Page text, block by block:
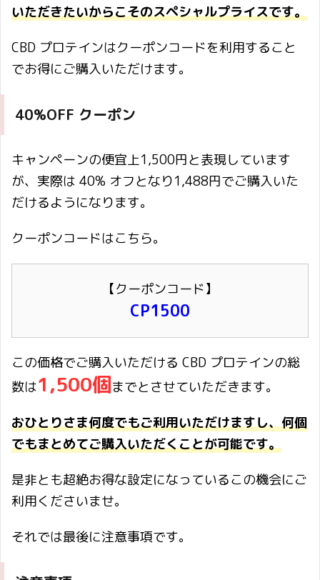
いただきたいからこそのスペシャルプライスです。
CBD プロテインはクーポンコードを利用すること
でお得にご購入いただけます。
40%OFF クーポン
キャンペーンの便宜上1,500円と表現しています
が、実際は 40% オフとなり1,488円でご購入いた
だけるようになります。
クーポンコードはこちら。
【クーポンコード】
CP1500
この価格でご購入いただける CBD プロテインの総
数は1,500個までとさせていただきます。
おひとりさま何度でもご利用いただけますし、何個
でもまとめてご購入いただくことが可能です。
是非とも超絶お得な設定になっているこの機会にご
利用くださいませ。
それでは最後に注意事項です。